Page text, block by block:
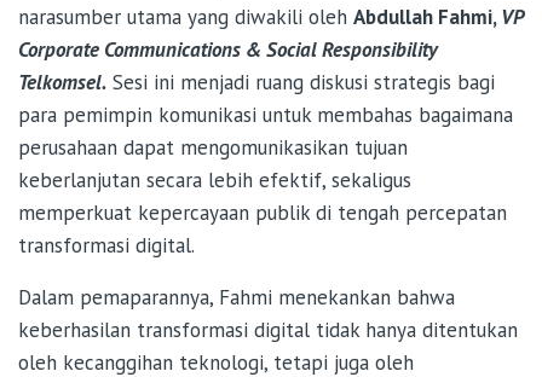
narasumber utama yang diwakili oleh Abdullah Fahmi,VP
Corporate Communications & Social Responsibility
Telkomsel. Sesi ini menjadi ruang diskusi strategis bagi
para pemimpin komunikasi untuk membahas bagaimana
perusahaan dapat mengomunikasikan tujuan
keberlanjutan secara lebih efektif, sekaligus
memperkuat kepercayaan publik di tengah percepatan
transformasi digital.
Dalam pemaparannya, Fahmi menekankan bahwa
keberhasilan transformasi digital tidak hanya ditentukan
oleh kecanggihan teknologi, tetapi juga oleh